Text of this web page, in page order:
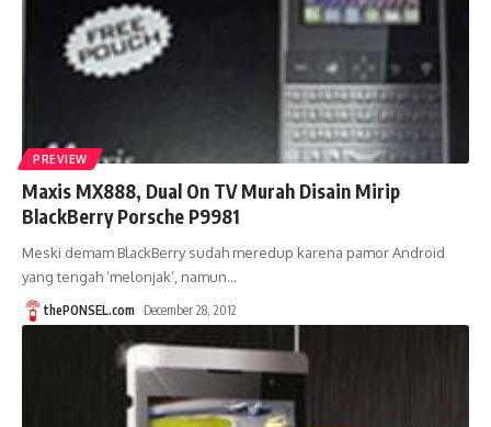
PREVIEW
Maxis MX888, Dual On TV Murah Disain Mirip
BlackBerry Porsche P9981
Meski demam BlackBerry sudah meredup karena pamor Android
yang tengah ‘melonjak’, namun…
thePONSEL.com December 28, 2012